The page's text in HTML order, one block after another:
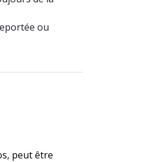
ou
peut être